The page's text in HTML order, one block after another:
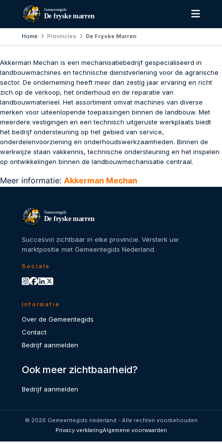
Gemeentegids
De fryske marren
Home Provincies De Fryske Marren
Akkerman Mechan is een mechanisatiebedrijf gespecialiseerd in
landbouwmachines en technische dienstverlening voor de agrarische
sector. De onderneming heeft meer dan zestig jaar ervaring en richt
zich op de verkoop, het onderhoud en de reparatie van
landbouwmaterieel. Het assortiment omvat machines van diverse
merken voor uiteenlopende toepassingen binnen de landbouw. Met
meerdere vestigingen en een technisch uitgeruste werkplaats biedt
het bedrijf ondersteuning op het gebied van service,
onderdelenvoorziening en onderhoudswerkzaamheden. Binnen de
werkwijze staan vakkennis, technische ondersteuning en het inspelen
op ontwikkelingen binnen de landbouwmechanisatie centraal.
Meer informatie: Akkerman Mechan
Gemeentegids
De fryske marren
Succesvol zichtbaar in elke provincie. Versterk uw
marktpositie met Gemeentegids Nederland.
Socials
Informatie
Over de Gemeentegids
Contact
Bedrijf aanmelden
Ook meer zichtbaarheid?
Bedrijf aanmelden
© 2026 Gemeentegids nederland - Alle rechten voorbehouden
Privacy verklaringAlgemene voorwaarden